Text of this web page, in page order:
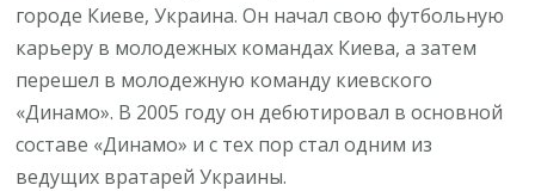
городе Киеве, Украина. Он начал свою футбольную
карьеру в молодежных командах Киева, а затем
перешел в молодежную команду киевского
«Динамо». В 2005 году он дебютировал в основной
составе «Динамо» и с тех пор стал одним из
ведущих вратарей Украины.